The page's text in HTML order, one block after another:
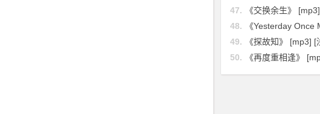
47.
《交换余生》
48.
《Yesterday Once
49.
《探故知》 [mp3] [
50. 《再度重相逢》